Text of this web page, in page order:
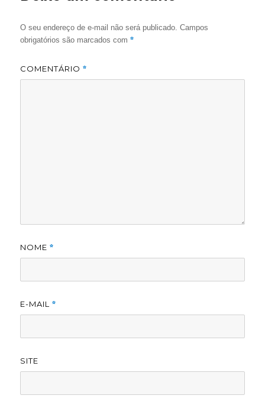
O seu endereço de e-mail não será publicado. Campos
obrigatórios são marcados com*
COMENTÁRIO*
NOME*
E-MAIL*
SITE